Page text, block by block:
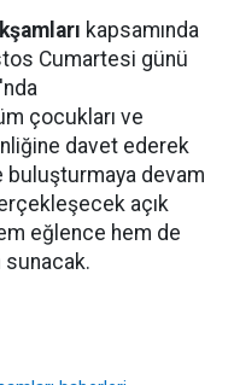
kapsamında
Cumartesi günü
çocukları ve
davet ederek
buluşturmaya devam
açık
eğlence hem de
sunacak.